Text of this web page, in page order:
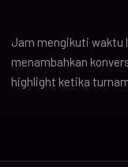
Jam mengikuti waktu
menambahkan
highlight ketika